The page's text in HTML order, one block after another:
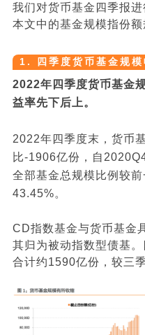
我们对货币基金四季报
本文中的基金规模指份额
1. 四季度货币基金规模
2022年四季度货币基金
益率先下后上。
2022年四季度末，货币
比-1906亿份，自
全部基金总规模比例较
43.45%。
CD指数基金与货币基金
其归为被动指数型债基
合计约1590亿份，较三